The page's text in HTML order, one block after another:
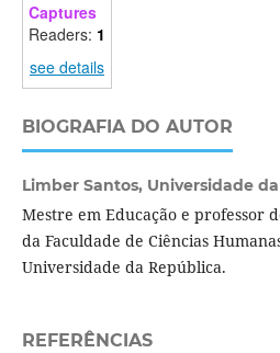
Captures
Readers: 1
see details
BIOGRAFIA DO AUTOR
Limber Santos, Universidade
Mestre em Educação e professor
da Faculdade de Ciências
Universidade da República.
REFERÊNCIAS